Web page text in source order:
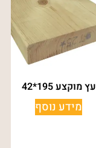
עץ מוקצע 195*42
מידע נוסף